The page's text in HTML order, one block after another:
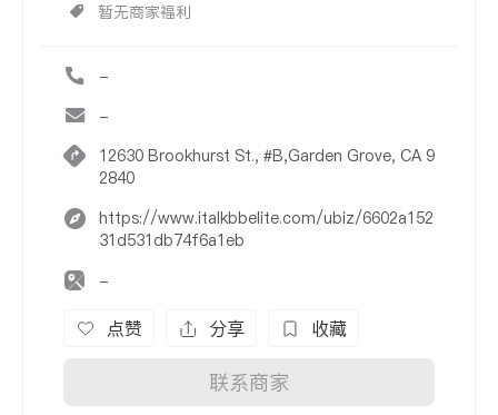
暂无商家福利
-
-
12630 Brookhurst St., #B,Garden Grove, CA 9
2840
https://www.italkbbelite.com/ubiz/6602a152
31d531db74f6a1eb
-
点赞 分享 收藏
联系商家